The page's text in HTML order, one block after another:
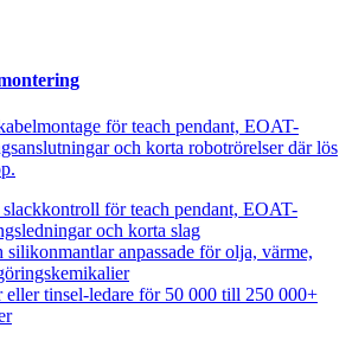
för teach pendant, EOAT-
och korta robotrörelser där lös
för teach pendant, EOAT-
och korta slag
anpassade för olja, värme,
eller tinsel-ledare för 50 000 till 250 000+